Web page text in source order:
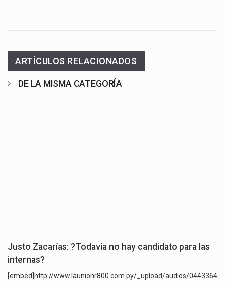
ARTÍCULOS RELACIONADOS
DE LA MISMA CATEGORÍA
Justo Zacarías: ?Todavía no hay candidato para las
internas?
[embed]http://www.launionr800.com.py/_upload/audios/0443364